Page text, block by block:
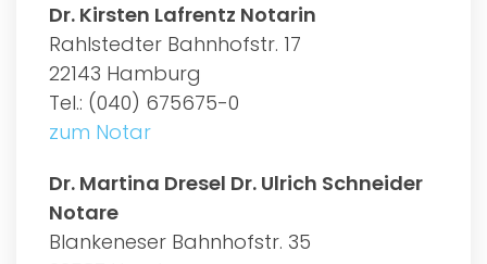
Dr. Kirsten Lafrentz Notarin
Rahlstedter Bahnhofstr. 17
22143 Hamburg
Tel.: (040) 675675-0
zum Notar
Dr. Martina Dresel Dr. Ulrich Schneider
Notare
Blankeneser Bahnhofstr. 35